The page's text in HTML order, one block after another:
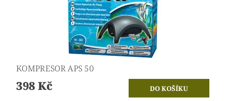
KOMPRESOR APS 50
398 Kč